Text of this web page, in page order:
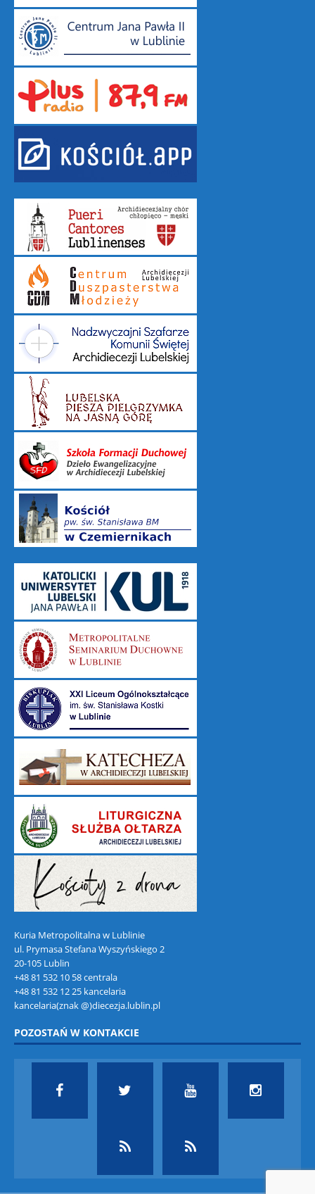
Kuria Metropolitalna w Lublinie
ul. Prymasa Stefana Wyszyńskiego 2
20-105 Lublin
+48 81 532 10 58 centrala
+48 81 532 12 25 kancelaria
kancelaria(znak @)diecezja.lublin.pl
POZOSTAŃ W KONTAKCIE